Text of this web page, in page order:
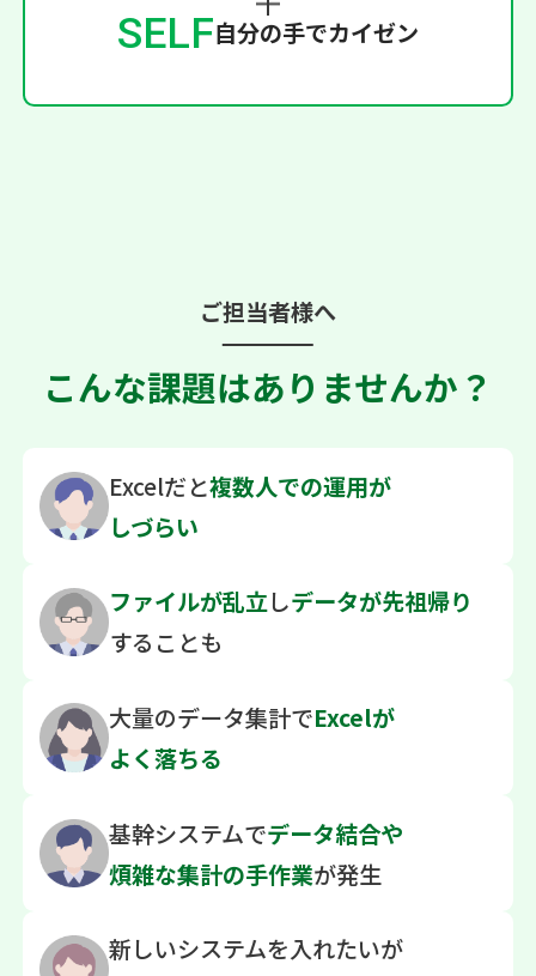
SELF自分の手でカイゼン
ご担当者様へ
こんな課題はありませんか？
Excelだと複数人での運用が
しづらい
ファイルが乱立しデータが先祖帰り
することも
大量のデータ集計でExcelが
よく落ちる
基幹システムでデータ結合や
煩雑な集計の手作業が発生
新しいシステムを入れたいが